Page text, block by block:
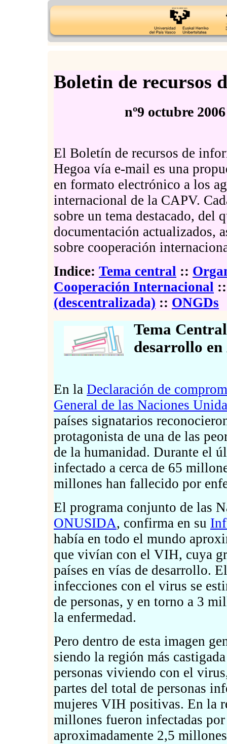
Boletin de recursos
nº9 octubre
El Boletín de recursos de
Hegoa vía e-mail es una
en formato electrónico a los
internacional de la CAPV.
sobre un tema destacado, del
documentación actualizados,
sobre cooperación
Indice: Tema central ::
Cooperación Internacional
(descentralizada) :: ONGDs
Tema
desarrollo
En la Declaración de
General de las Naciones
países signatarios
protagonista de una de las
de la humanidad. Durante el
infectado a cerca de 65
millones han fallecido por
El programa conjunto de las
ONUSIDA, confirma en su
había en todo el mundo
que vivían con el VIH, cuya
países en vías de desarrollo.
infecciones con el virus se
de personas, y en torno a 3
la enfermedad.
Pero dentro de esta imagen
siendo la región más
personas viviendo con el
partes del total de personas
mujeres VIH positivas. En la
millones fueron infectadas
aproximadamente 2,5